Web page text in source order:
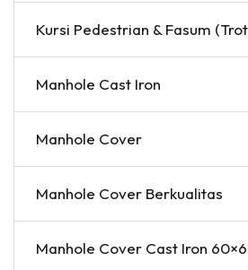
Kursi Pedestrian & Fasum
Manhole Cast Iron
Manhole Cover
Manhole Cover Berkualitas
Manhole Cover Cast Iron